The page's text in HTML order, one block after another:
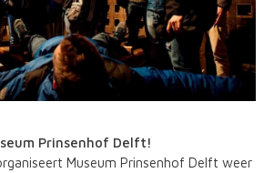
Prinsenhof Delft!
Museum Prinsenhof Delft weer